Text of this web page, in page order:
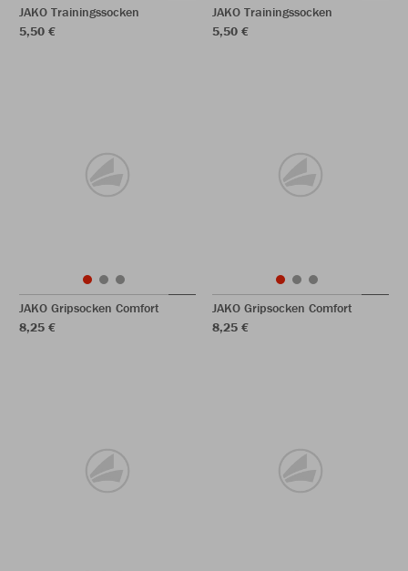
JAKO Trainingssocken
5,50 €
JAKO Trainingssocken
5,50 €
JAKO Gripsocken Comfort
8,25 €
JAKO Gripsocken Comfort
8,25 €